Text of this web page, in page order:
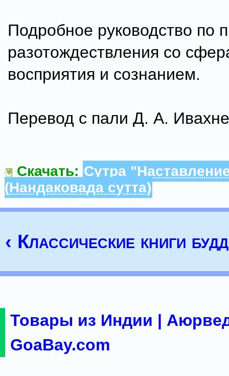
Подробное руководство по
разотождествления со
восприятия и сознанием.
Перевод с пали Д. А.
Скачать: Сутра
(Нандаковада сутта)
‹ Классические книги
Товары из Индии |
GoaBay.com